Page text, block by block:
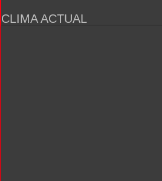
CLIMA ACTUAL